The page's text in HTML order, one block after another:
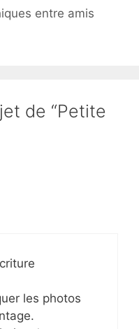
entre amis
de “Petite
les photos